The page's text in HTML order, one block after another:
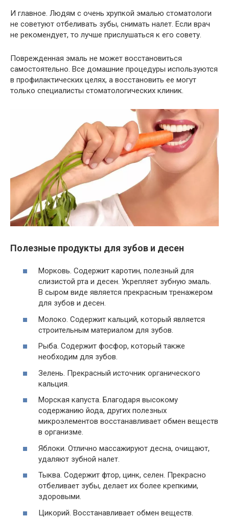
И главное. Людям с очень хрупкой эмалью стоматологи
не советуют отбеливать зубы, снимать налет. Если врач
не рекомендует, то лучше прислушаться к его совету.
Поврежденная эмаль не может восстановиться
самостоятельно. Все домашние процедуры используются
в профилактических целях, а восстановить ее могут
только специалисты стоматологических клиник.
Полезные продукты для зубов и десен
Морковь. Содержит каротин, полезный для
слизистой рта и десен. Укрепляет зубную эмаль.
В сыром виде является прекрасным тренажером
для зубов и десен.
Молоко. Содержит кальций, который является
строительным материалом для зубов.
Рыба. Содержит фосфор, который также
необходим для зубов.
Зелень. Прекрасный источник органического
кальция.
Морская капуста. Благодаря высокому
содержанию йода, других полезных
микроэлементов восстанавливает обмен веществ
в организме.
Яблоки. Отлично массажируют десна, очищают,
удаляют зубной налет.
Тыква. Содержит фтор, цинк, селен. Прекрасно
отбеливает зубы, делает их более крепкими,
здоровыми.
Цикорий. Восстанавливает обмен веществ.